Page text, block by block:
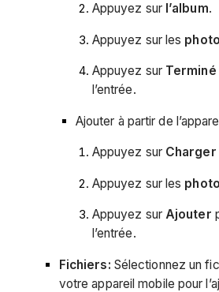
Appuyez sur l’album.
Appuyez sur les
Appuyez sur Terminé
l’entrée.
Ajouter à partir de
Appuyez sur
Appuyez sur les
Appuyez sur Ajouter
l’entrée.
Fichiers: Sélectionnez un
votre appareil mobile pour